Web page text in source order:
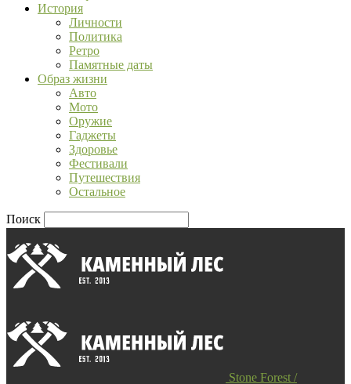
История
Личности
Политика
Ретро
Памятные даты
Образ жизни
Авто
Мото
Оружие
Гаджеты
Здоровье
Фестивали
Путешествия
Остальное
Поиск
Stone Forest /